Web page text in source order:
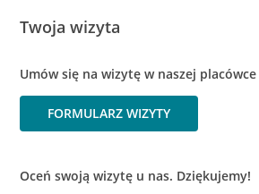
Twoja wizyta
Umów się na wizytę w naszej placówce
FORMULARZ WIZYTY
Oceń swoją wizytę u nas. Dziękujemy!